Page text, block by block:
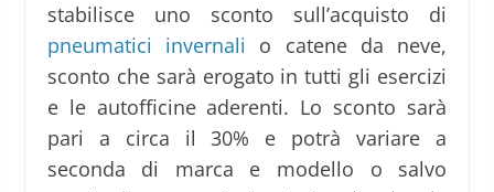
stabilisce uno sconto sull’acquisto di
pneumatici invernali o catene da neve,
sconto che sarà erogato in tutti gli esercizi
e le autofficine aderenti. Lo sconto sarà
pari a circa il 30% e potrà variare a
seconda di marca e modello o salvo